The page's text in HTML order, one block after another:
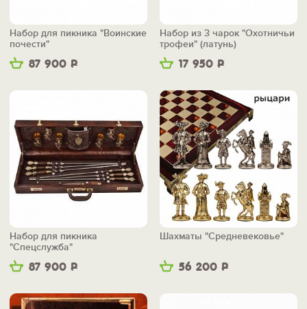
87 900 Р
Набор для пикника "Воинские
почести"
17 950 Р
Набор из 3 чарок "Охотничьи
трофеи" (латунь)
87 900 Р
Набор для пикника
"Спецслужба"
56 200 Р
Шахматы "Средневековье"